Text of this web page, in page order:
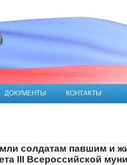
ДОКУМЕНТЫ КОНТАКТЫ
солдатам павшим и
III Всероссийской